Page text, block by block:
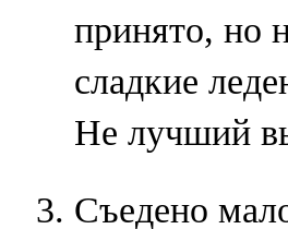
принято, но
сладкие
Не лучший
Съедено